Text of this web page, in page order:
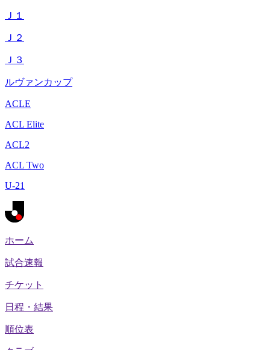
Ｊ１
Ｊ２
Ｊ３
ルヴァンカップ
ACLE
ACL Elite
ACL2
ACL Two
U-21
ホーム
試合速報
チケット
日程・結果
順位表